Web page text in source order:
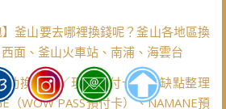
】釜山要去哪裡換錢呢？釜山各地區換
面、釜山火車站、南浦、海雲台
助換錢機／現金預付卡，優缺點整理
（WOW PASS預付卡）、NAMANE預